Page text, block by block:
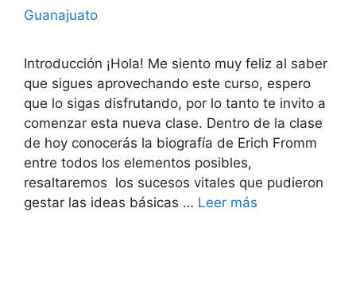
Guanajuato
Introducción ¡Hola! Me siento muy feliz al saber
que sigues aprovechando este curso, espero
que lo sigas disfrutando, por lo tanto te invito a
comenzar esta nueva clase. Dentro de la clase
de hoy conocerás la biografía de Erich Fromm
entre todos los elementos posibles,
resaltaremos los sucesos vitales que pudieron
gestar las ideas básicas … Leer más